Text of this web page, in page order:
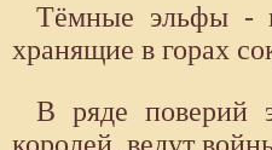
Тёмные эльфы -
хранящие в горах
В ряде поверий